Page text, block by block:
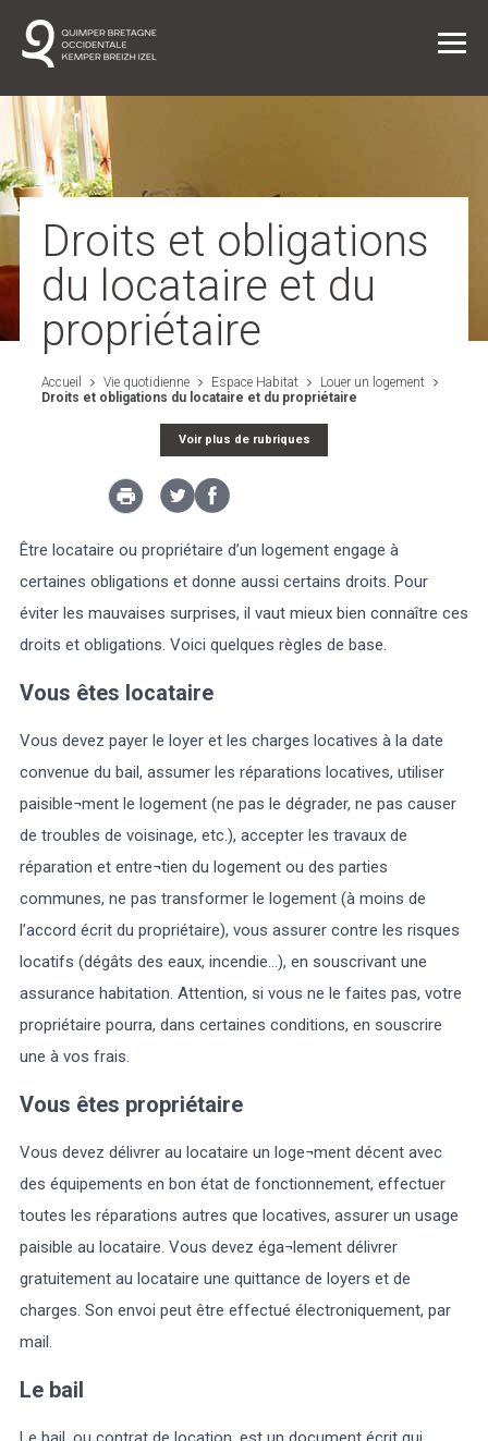
Vie quotidienne
Entreprendre dans l'agglo
L'agglo / L'institution
Projets
BREZHONEG
Droits et obligations
du locataire et du
propriétaire
Accueil Vie quotidienne Espace Habitat
Louer un logement
Droits et obligations du locataire et du propriétaire
Voir plus de rubriques
Être locataire ou propriétaire d’un logement engage à
certaines obligations et donne aussi certains droits. Pour
éviter les mauvaises surprises, il vaut mieux bien connaître ces
droits et obligations. Voici quelques règles de base.
Vous êtes locataire
Vous devez payer le loyer et les charges locatives à la date
convenue du bail, assumer les réparations locatives, utiliser
paisible¬ment le logement (ne pas le dégrader, ne pas causer
de troubles de voisinage, etc.), accepter les travaux de
réparation et entre¬tien du logement ou des parties
communes, ne pas transformer le logement (à moins de
l’accord écrit du propriétaire), vous assurer contre les risques
locatifs (dégâts des eaux, incendie…), en souscrivant une
assurance habitation. Attention, si vous ne le faites pas, votre
propriétaire pourra, dans certaines conditions, en souscrire
une à vos frais.
Vous êtes propriétaire
Vous devez délivrer au locataire un loge¬ment décent avec
des équipements en bon état de fonctionnement, effectuer
toutes les réparations autres que locatives, assurer un usage
paisible au locataire. Vous devez éga¬lement délivrer
gratuitement au locataire une quittance de loyers et de
charges. Son envoi peut être effectué électroniquement, par
mail.
Le bail